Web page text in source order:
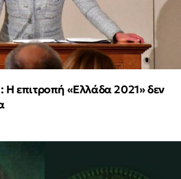
Η επιτροπή «Ελλάδα 2021» δεν